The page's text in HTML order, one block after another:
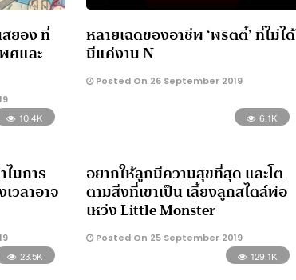
ยอง ที่
ศและ
หลายเฉดของอาชีพ ‘พริตตี้’ ที่ไม่ได้
มีแค่งาน N
Posted On 26 September 2019
10.4K
ไมการ
วลาอาจ
6.1K
อยากให้ลูกมีความสุขที่สุด และโต
ตามสิ่งที่เขาเป็น เลี้ยงลูกสไตล์พ่อ
เหว่ง Little Monster
Posted On 25 September 2019
23.5K
129.1K